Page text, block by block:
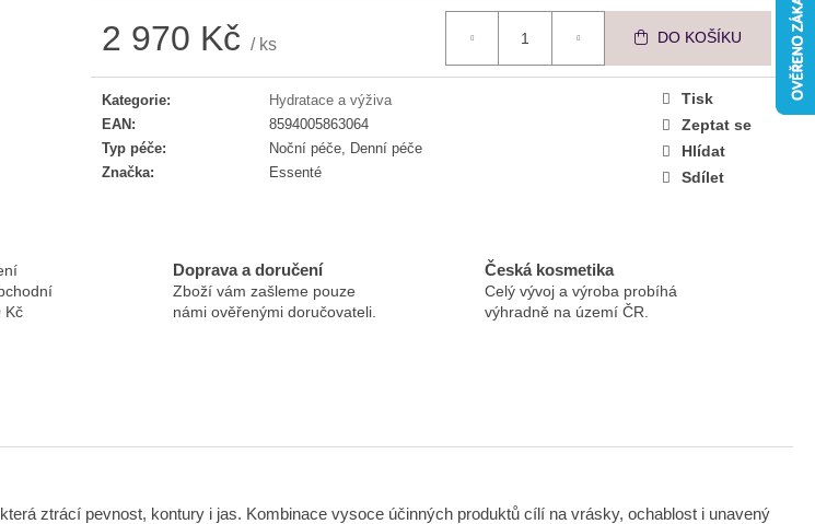
2 970 Kč / ks DO KOŠÍKU
Kategorie:
Hydratace a výživa
EAN:
8594005863064
Typ péče:
Noční péče, Denní péče
Značka: Essenté
Tisk
Zeptat se
Hlídat
Sdílet
Kč
Doprava a doručení
Zboží vám zašleme pouze
námi ověřenými doručovateli.
Česká kosmetika
Celý vývoj a výroba probíhá
výhradně na území ČR.
ztrácí pevnost, kontury i jas. Kombinace vysoce účinných produktů cílí na vrásky, ochablost i unavený
PĚNA
ESSENTÉ AKTIVNÍ BOOSTER PŘI
AKNÉ 2 ML
32 Kč